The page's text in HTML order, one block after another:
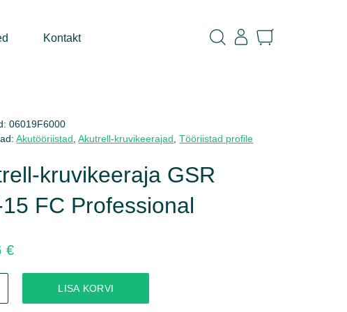
Kontakt
06019F6000
Akutööriistad ,Akutrell-kruvikeerajad ,Tööriistad profile
kruvikeeraja GSR
FC Professional
€
LISA KORVI